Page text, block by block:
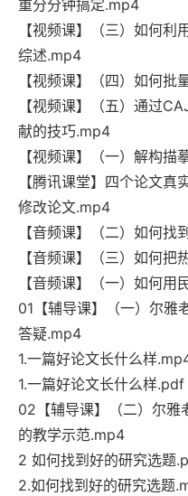
重分分钟搞定.mp4
【视频课】（三）如何
综述.mp4
【视频课】（四）如何
【视频课】（五）通过
献的技巧.mp4
【视频课】（一）解构
【腾讯课堂】四个论文真
修改论文.mp4
【音频课】（二）如何
【音频课】（三）如何
【音频课】（一）如何
01【辅导课】（一）尔雅
答疑.mp4
1.一篇好论文长什么样
1.一篇好论文长什么样.pdf
02【辅导课】（二）尔雅
的教学示范.mp4
2 如何找到好的研究选题
2.如何找到好的研究选题